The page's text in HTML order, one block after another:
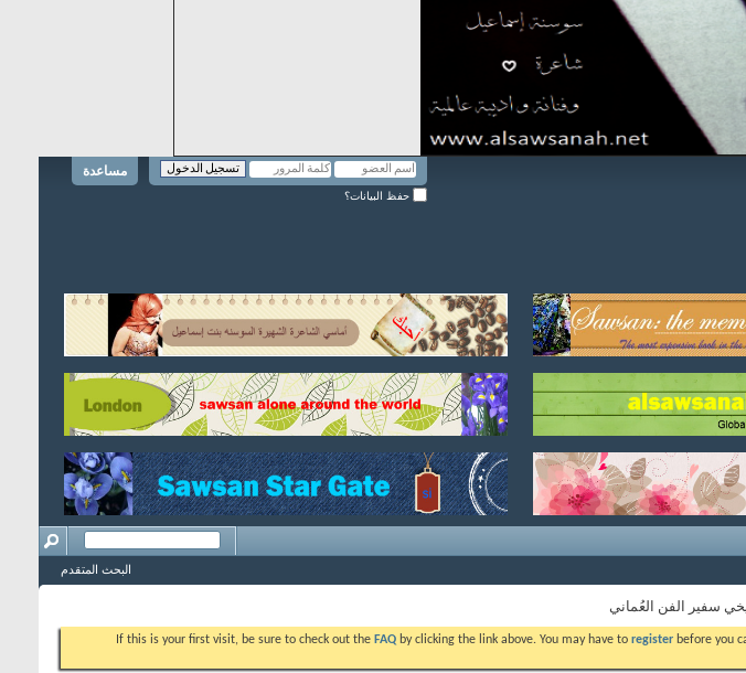
مساعدة
حفظ البيانات؟
البحث المتقدم
سفير الفن العُماني
If this is your first visit, be sure to check out the FAQ by clicking the link above. You may have to register before you